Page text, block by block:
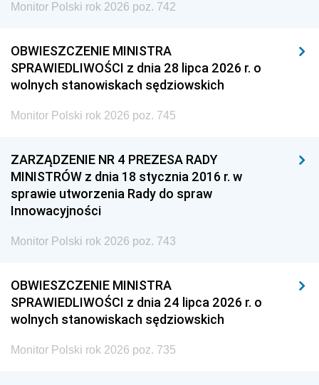
Monitor Polski rok 2026 poz. 742
OBWIESZCZENIE MINISTRA
SPRAWIEDLIWOŚCI z dnia 28 lipca 2026 r. o
wolnych stanowiskach sędziowskich
Monitor Polski rok 2026 poz. 745
ZARZĄDZENIE NR 4 PREZESA RADY
MINISTRÓW z dnia 18 stycznia 2016 r. w
sprawie utworzenia Rady do spraw
Innowacyjności
Monitor Polski rok 2026 poz. 743
OBWIESZCZENIE MINISTRA
SPRAWIEDLIWOŚCI z dnia 24 lipca 2026 r. o
wolnych stanowiskach sędziowskich
Monitor Polski rok 2026 poz. 735